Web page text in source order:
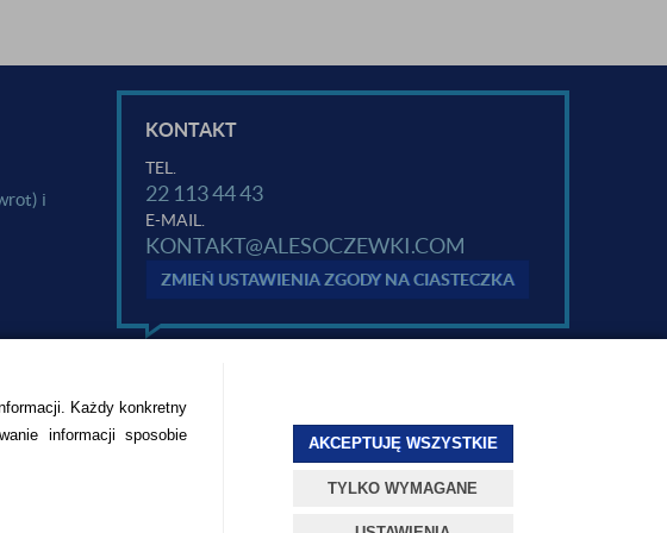
Każdy konkretny
informacji sposobie
AKCEPTUJĘ WSZYSTKIE
TYLKO WYMAGANE
i
KONTAKT
TEL.
22 113 44 43
E-MAIL.
KONTAKT@ALESOCZEWKI.COM
ZMIEŃ USTAWIENIA ZGODY NA CIASTECZKA